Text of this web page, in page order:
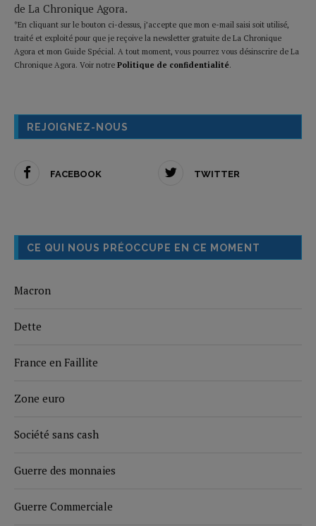
de La Chronique Agora.
*En cliquant sur le bouton ci-dessus, j’accepte que mon e-mail saisi soit utilisé,
traité et exploité pour que je reçoive la newsletter gratuite de La Chronique
Agora et mon Guide Spécial. A tout moment, vous pourrez vous désinscrire de La
Chronique Agora. Voir notre Politique de confidentialité.
REJOIGNEZ-NOUS
FACEBOOK TWITTER
CE QUI NOUS PRÉOCCUPE EN CE MOMENT
Macron
Dette
France en Faillite
Zone euro
Société sans cash
Guerre des monnaies
Guerre Commerciale